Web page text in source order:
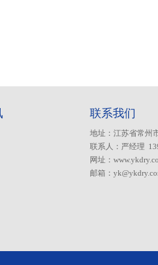
联系我们
地址：江苏省常州
联系人：严经理
网址：
邮箱：